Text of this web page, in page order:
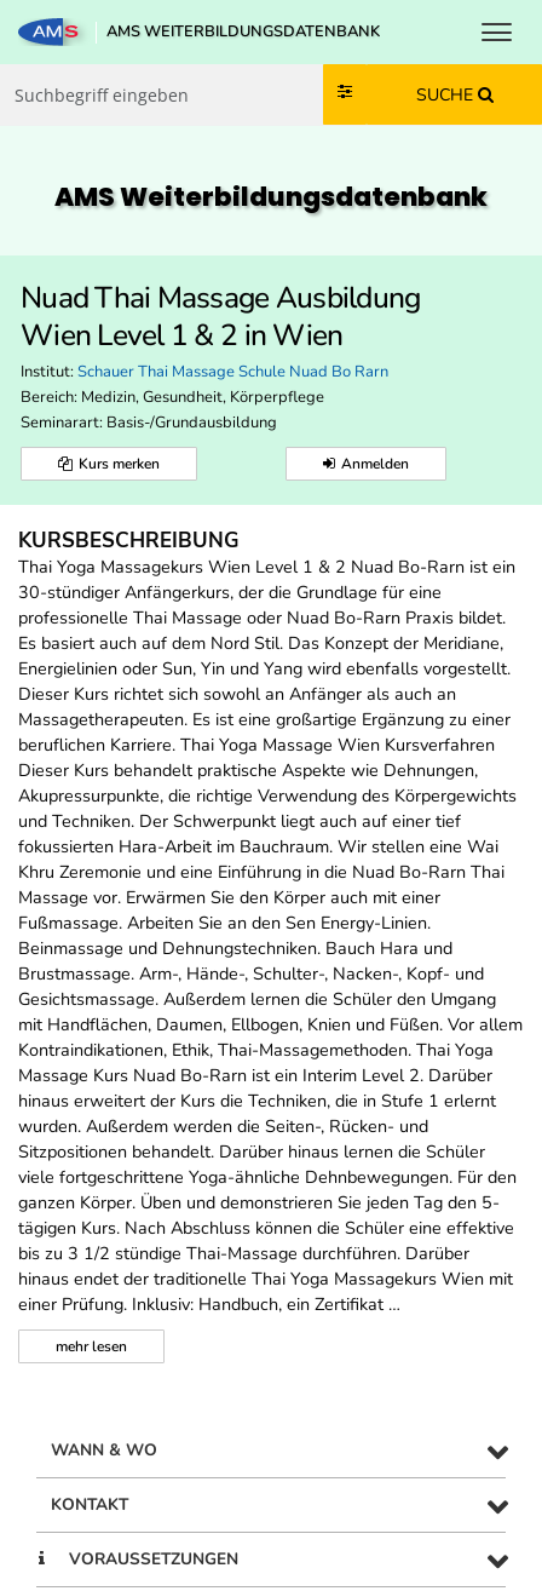
Zum Inhalt springen
Zum Navmenü springen
Zur Suche springen
Zur Footer springen
AMS WEITERBILDUNGSDATENBANK
SUCHE
AMS Weiterbildungs­datenbank
Nuad Thai Massage Ausbildung
Wien Level 1 & 2 in Wien
Institut: Schauer Thai Massage Schule Nuad Bo Rarn
Bereich: Medizin, Gesundheit, Körperpflege
Seminarart: Basis-/Grundausbildung
Kurs merken Anmelden
KURSBESCHREIBUNG
Thai Yoga Massagekurs Wien Level 1 & 2 Nuad Bo-Rarn ist ein
30-stündiger Anfängerkurs, der die Grundlage für eine
professionelle Thai Massage oder Nuad Bo-Rarn Praxis bildet.
Es basiert auch auf dem Nord Stil. Das Konzept der Meridiane,
Energielinien oder Sun, Yin und Yang wird ebenfalls vorgestellt.
Dieser Kurs richtet sich sowohl an Anfänger als auch an
Massagetherapeuten. Es ist eine großartige Ergänzung zu einer
beruflichen Karriere. Thai Yoga Massage Wien Kursverfahren
Dieser Kurs behandelt praktische Aspekte wie Dehnungen,
Akupressurpunkte, die richtige Verwendung des Körpergewichts
und Techniken. Der Schwerpunkt liegt auch auf einer tief
fokussierten Hara-Arbeit im Bauchraum. Wir stellen eine Wai
Khru Zeremonie und eine Einführung in die Nuad Bo-Rarn Thai
Massage vor. Erwärmen Sie den Körper auch mit einer
Fußmassage. Arbeiten Sie an den Sen Energy-Linien.
Beinmassage und Dehnungstechniken. Bauch Hara und
Brustmassage. Arm-, Hände-, Schulter-, Nacken-, Kopf- und
Gesichtsmassage. Außerdem lernen die Schüler den Umgang
mit Handflächen, Daumen, Ellbogen, Knien und Füßen. Vor allem
Kontraindikationen, Ethik, Thai-Massagemethoden. Thai Yoga
Massage Kurs Nuad Bo-Rarn ist ein Interim Level 2. Darüber
hinaus erweitert der Kurs die Techniken, die in Stufe 1 erlernt
wurden. Außerdem werden die Seiten-, Rücken- und
Sitzpositionen behandelt. Darüber hinaus lernen die Schüler
viele fortgeschrittene Yoga-ähnliche Dehnbewegungen. Für den
ganzen Körper. Üben und demonstrieren Sie jeden Tag den 5-
tägigen Kurs. Nach Abschluss können die Schüler eine effektive
bis zu 3 1/2 stündige Thai-Massage durchführen. Darüber
hinaus endet der traditionelle Thai Yoga Massagekurs Wien mit
einer Prüfung. Inklusiv: Handbuch, ein Zertifikat …
mehrlesen
WANN & WO
KONTAKT
VORAUSSETZUNGEN